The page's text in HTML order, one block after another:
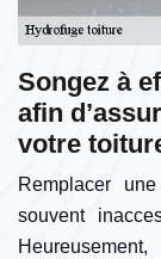
Songez à
afin
votre
Remplacer
souvent